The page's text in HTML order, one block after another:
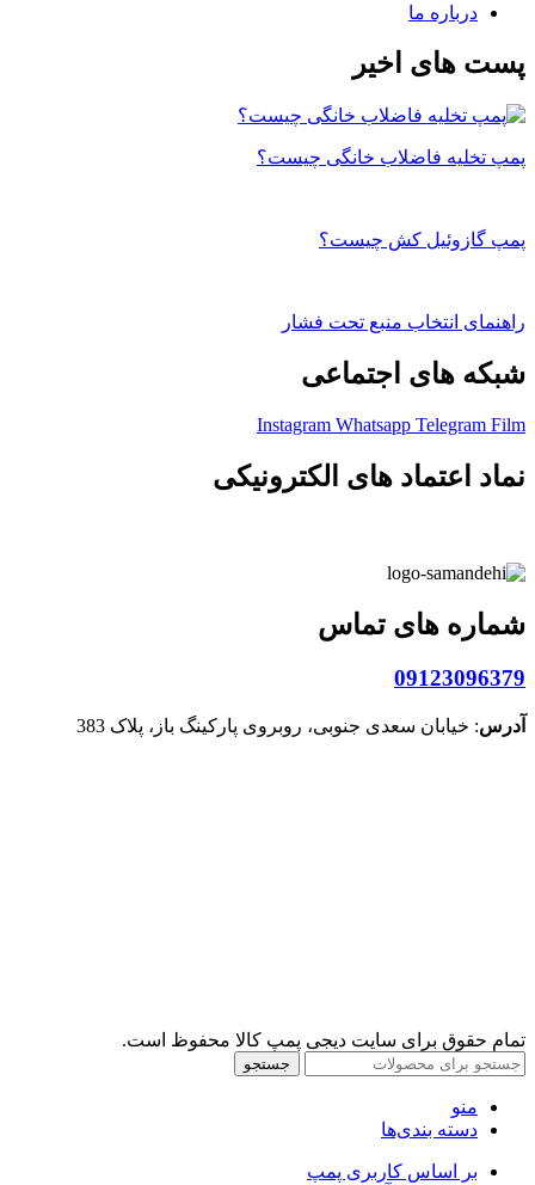
درباره ما
پست های اخیر
پمپ تخلیه فاضلاب خانگی چیست؟
پمپ گازوئیل کش چیست؟
راهنمای انتخاب منبع تحت فشار
شبکه های اجتماعی
Instagram Whatsapp Telegram Film
نماد اعتماد های الکترونیکی
شماره های تماس
09123096379
آدرس: خیابان سعدی جنوبی، روبروی پارکینگ باز، پلاک 383
تمام حقوق برای سایت دیجی پمپ کالا محفوظ است.
جستجو
منو
دسته بندی‌ها
بر اساس کاربری پمپ